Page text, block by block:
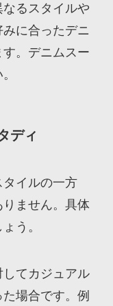
るスタイルや
に合ったデニ
。デニムスー
ディ
イルの一方
ません。具体
う。
してカジュアル
場合です。例